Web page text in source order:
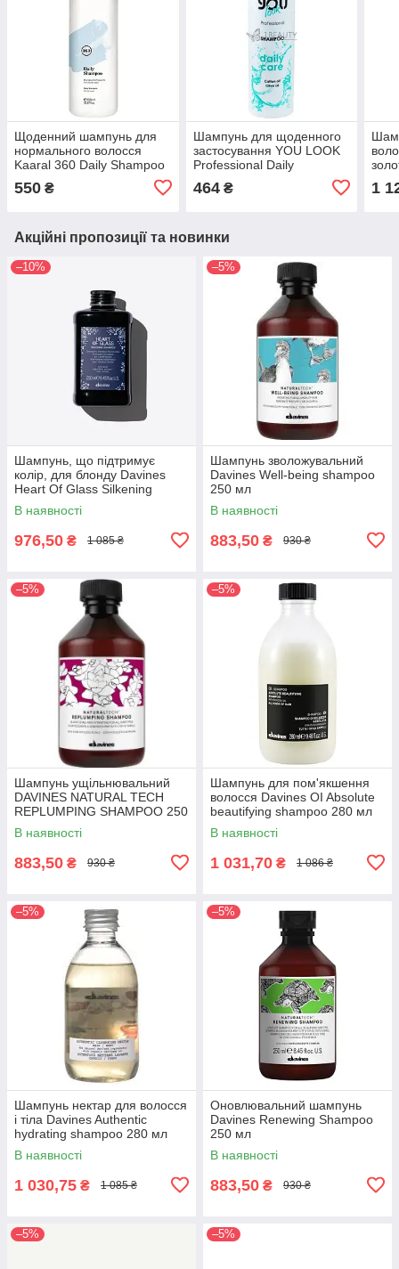
Щоденний шампунь для
нормального волосся
Kaaral 360 Daily Shampoo
550 ₴
Шампунь для щоденного
застосування YOU LOOK
Professional Daily
464₴
мл
1
Акційні пропозиції та новинки
–10%
Шампунь, що підтримує
колір, для блонду Davines
Heart Of Glass Silkening
Shampoo 250 мл
В наявності
976,50 ₴ 1 085 ₴
–5%
Шампунь зволожувальний
Davines Well-being shampoo
250 мл
В наявності
883,50 ₴ 930 ₴
–5%
Шампунь ущільнювальний
DAVINES NATURAL TECH
REPLUMPING SHAMPOO 250
мл
В наявності
883,50 ₴ 930 ₴
–5%
Шампунь для пом'якшення
волосся Davines OI Absolute
beautifying shampoo 280 мл
В наявності
1 031,70 ₴ 1 086 ₴
–5%
Шампунь нектар для волосся
і тіла Davines Authentic
hydrating shampoo 280 мл
В наявності
1 030,75 ₴ 1 085 ₴
–5%
Оновлювальний шампунь
Davines Renewing Shampoo
250 мл
В наявності
883,50 ₴ 930 ₴
–5% –5%